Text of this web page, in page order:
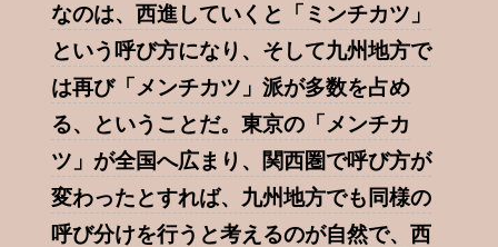
なのは、西進していくと「ミンチカツ」
という呼び方になり、そして九州地方で
は再び「メンチカツ」派が多数を占め
る、ということだ。東京の「メンチカ
ツ」が全国へ広まり、関西圏で呼び方が
変わったとすれば、九州地方でも同様の
呼び分けを行うと考えるのが自然で、西